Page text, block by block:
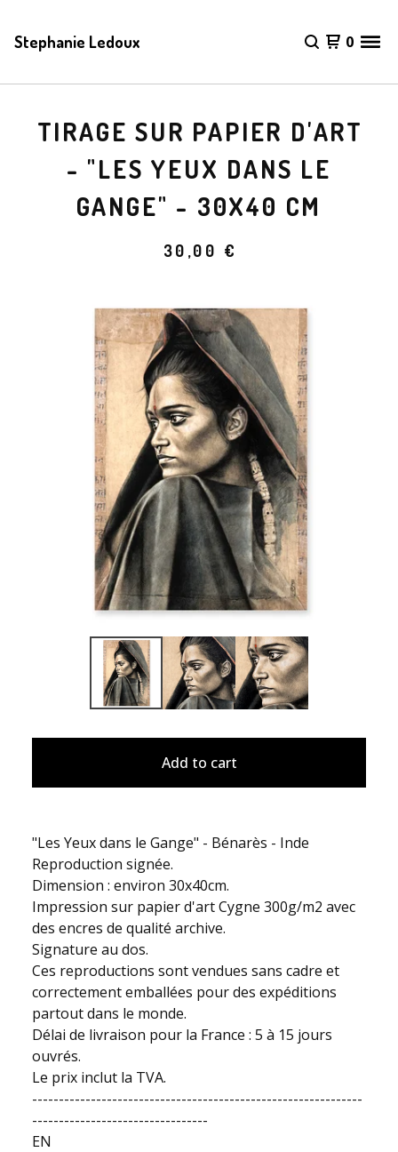
Stephanie Ledoux 0
TIRAGE SUR PAPIER D'ART
- "LES YEUX DANS LE
GANGE" - 30X40 CM
30,00 €
Add to cart
"Les Yeux dans le Gange" - Bénarès - Inde
Reproduction signée.
Dimension : environ 30x40cm.
Impression sur papier d'art Cygne 300g/m2 avec
des encres de qualité archive.
Signature au dos.
Ces reproductions sont vendues sans cadre et
correctement emballées pour des expéditions
partout dans le monde.
Délai de livraison pour la France : 5 à 15 jours
ouvrés.
Le prix inclut la TVA.
--------------------------------------------------------------
---------------------------------
EN